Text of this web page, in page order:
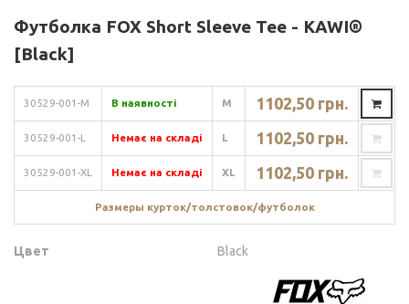
Футболка FOX Short Sleeve Tee - KAWI®
[Black]
30529-001-M В наявності M 1102,50 грн.
30529-001-L Немає на складі L 1102,50 грн.
30529-001-XL Немає на складі XL 1102,50 грн.
Размеры курток/толстовок/футболок
Цвет Black